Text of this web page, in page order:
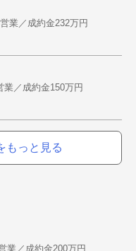
業／成約金232万円
業／成約金150万円
もっと見る
業／成約金200万円